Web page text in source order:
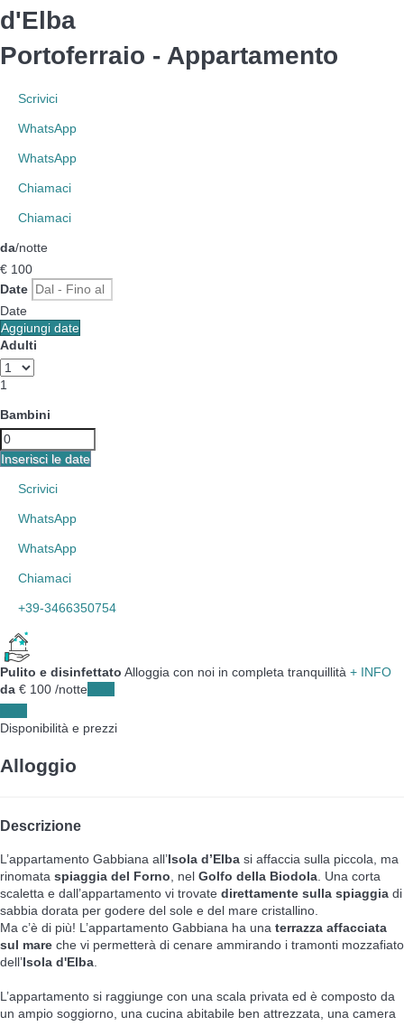
d'Elba
Portoferraio - Appartamento
Scrivici
WhatsApp
WhatsApp
Chiamaci
Chiamaci
da/notte
€ 100
Date
Date
Aggiungi date
Adulti
1
Bambini
Inserisci le date
Scrivici
WhatsApp
WhatsApp
Chiamaci
+39-3466350754
Pulito e disinfettato Alloggia con noi in completa tranquillità + INFO
da € 100 /notte
Disponibilità e prezzi
Alloggio
Descrizione
L’appartamento Gabbiana all’Isola d’Elba si affaccia sulla piccola, ma
rinomata spiaggia del Forno, nel Golfo della Biodola. Una corta
scaletta e dall’appartamento vi trovate direttamente sulla spiaggia di
sabbia dorata per godere del sole e del mare cristallino.
Ma c’è di più! L’appartamento Gabbiana ha una terrazza affacciata
sul mare che vi permetterà di cenare ammirando i tramonti mozzafiato
dell’Isola d'Elba.
L’appartamento si raggiunge con una scala privata ed è composto da
un ampio soggiorno, una cucina abitabile ben attrezzata, una camera